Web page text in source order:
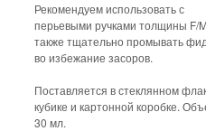
Рекомендуем использовать с
перьевыми ручками толщины F/
также тщательно промывать
во избежание засоров.
Поставляется в стеклянном
кубике и картонной коробке.
30 мл.